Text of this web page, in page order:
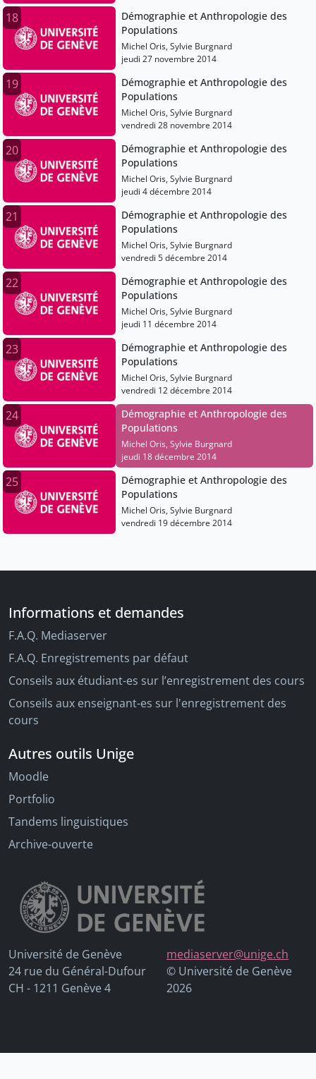
18
Démographie et Anthropologie des
Populations
Michel Oris, Sylvie Burgnard
jeudi 27 novembre 2014
19
Démographie et Anthropologie des
Populations
Michel Oris, Sylvie Burgnard
vendredi 28 novembre 2014
20
Démographie et Anthropologie des
Populations
Michel Oris, Sylvie Burgnard
jeudi 4 décembre 2014
21
Démographie et Anthropologie des
Populations
Michel Oris, Sylvie Burgnard
vendredi 5 décembre 2014
22
Démographie et Anthropologie des
Populations
Michel Oris, Sylvie Burgnard
jeudi 11 décembre 2014
23
Démographie et Anthropologie des
Populations
Michel Oris, Sylvie Burgnard
vendredi 12 décembre 2014
24
Démographie et Anthropologie des
Populations
Michel Oris, Sylvie Burgnard
jeudi 18 décembre 2014
25
Démographie et Anthropologie des
Populations
Michel Oris, Sylvie Burgnard
vendredi 19 décembre 2014
Informations et demandes
F.A.Q. Mediaserver
F.A.Q. Enregistrements par défaut
Conseils aux étudiant-es sur l’enregistrement des cours
Conseils aux enseignant-es sur l'enregistrement des
cours
Autres outils Unige
Moodle
Portfolio
Tandems linguistiques
Archive-ouverte
Université de Genève
24 rue du Général-Dufour
CH - 1211 Genève 4
mediaserver@unige.ch
© Université de Genève
2026